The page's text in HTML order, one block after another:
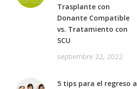
Trasplante con
Donante Compatible
vs. Tratamiento con
SCU
septiembre 22, 2022
5 tips para el regreso a